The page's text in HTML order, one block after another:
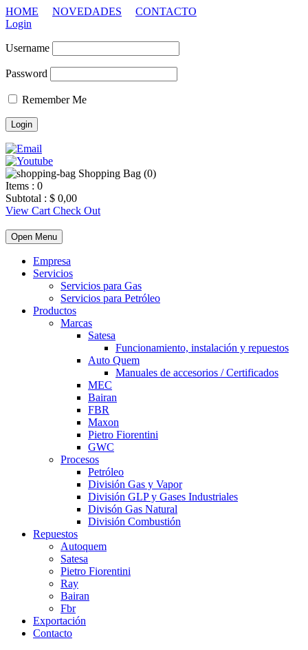
HOME NOVEDADES
CONTACTO
Login
Username
Password
Remember Me
Shopping Bag (0)
Items : 0
Subtotal : $ 0,00
View Cart Check Out
Open Menu
Empresa
Servicios
Servicios para Gas
Servicios para Petróleo
Productos
Marcas
Satesa
Funcionamiento, instalación y repuestos
Auto Quem
Manuales de accesorios / Certificados
MEC
Bairan
FBR
Maxon
Pietro Fiorentini
GWC
Procesos
Petróleo
División Gas y Vapor
División GLP y Gases Industriales
Divisón Gas Natural
División Combustión
Repuestos
Autoquem
Satesa
Pietro Fiorentini
Ray
Bairan
Fbr
Exportación
Contacto